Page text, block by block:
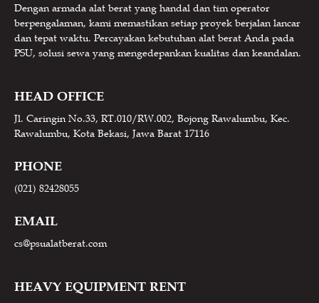
Dengan armada alat berat yang handal dan tim operator
berpengalaman, kami memastikan setiap proyek berjalan lancar
dan tepat waktu. Percayakan kebutuhan alat berat Anda pada
PSU, solusi sewa yang mengedepankan kualitas dan keandalan.
HEAD OFFICE
Jl. Caringin No.33, RT.010/RW.002, Bojong Rawalumbu, Kec.
Rawalumbu, Kota Bekasi, Jawa Barat 17116
PHONE
(021) 82428055
EMAIL
cs@psualatberat.com
HEAVY EQUIPMENT RENT